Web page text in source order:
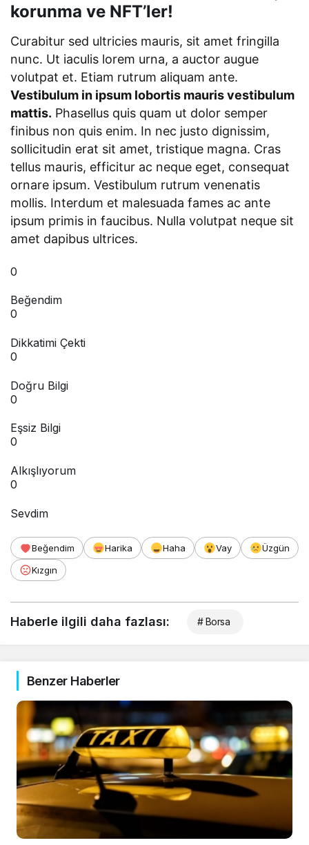
korunma ve NFT’ler!
Curabitur sed ultricies mauris, sit amet fringilla
nunc. Ut iaculis lorem urna, a auctor augue
volutpat et. Etiam rutrum aliquam ante.
Vestibulum in ipsum lobortis mauris vestibulum
mattis. Phasellus quis quam ut dolor semper
finibus non quis enim. In nec justo dignissim,
sollicitudin erat sit amet, tristique magna. Cras
tellus mauris, efficitur ac neque eget, consequat
ornare ipsum. Vestibulum rutrum venenatis
mollis. Interdum et malesuada fames ac ante
ipsum primis in faucibus. Nulla volutpat neque sit
amet dapibus ultrices.
0
Beğendim
0
Dikkatimi Çekti
0
Doğru Bilgi
0
Eşsiz Bilgi
0
Alkışlıyorum
0
Sevdim
Beğendim Harika Haha Vay
Üzgün
Kızgın
Haberle ilgili daha fazlası: # Borsa
Benzer Haberler